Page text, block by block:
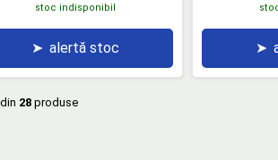
stoc indisponibil
➤ alertă stoc ➤
din 28 produse